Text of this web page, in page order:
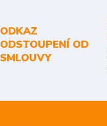
ODKAZ
ODSTOUPENÍ OD
SMLOUVY